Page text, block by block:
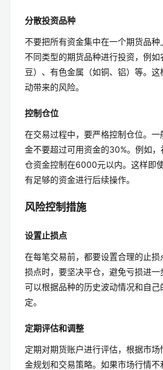
分散投资品种
不要把所有资金集中在一个期货品
不同类型的期货品种进行投资，例
豆）、有色金属（如铜、铝）等。
动带来的风险。
控制仓位
在交易过程中，要严格控制仓位。
金不要超过可用资金的30%。例如
仓资金控制在6000元以内。这样即
有足够的资金进行后续操作。
风险控制措施
设置止损点
在每笔交易前，都要设置合理的止
损点时，要坚决平仓，避免亏损进
可以根据品种的历史波动情况和自己
定。
定期评估和调整
定期对期货账户进行评估，根据市
金规划和交易策略。如果市场行情